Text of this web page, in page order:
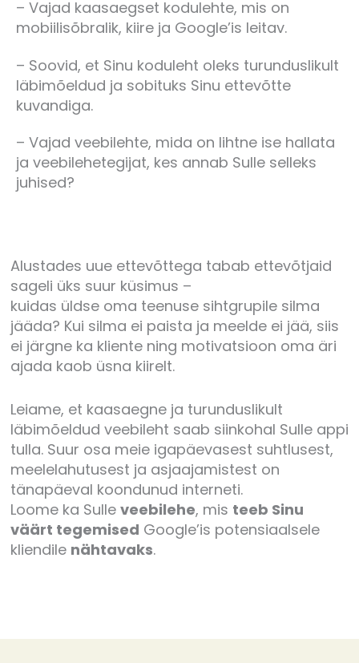
– Vajad kaasaegset kodulehte, mis on
mobiilisõbralik, kiire ja Google’is leitav.
– Soovid, et Sinu koduleht oleks turunduslikult
läbimõeldud ja sobituks Sinu ettevõtte
kuvandiga.
– Vajad veebilehte, mida on lihtne ise hallata
ja veebilehetegijat, kes annab Sulle selleks
juhised?
Alustades uue ettevõttega tabab ettevõtjaid
sageli üks suur küsimus –
kuidas üldse oma teenuse sihtgrupile silma
jääda? Kui silma ei paista ja meelde ei jää, siis
ei järgne ka kliente ning motivatsioon oma äri
ajada kaob üsna kiirelt.
Leiame, et kaasaegne ja turunduslikult
läbimõeldud veebileht saab siinkohal Sulle appi
tulla. Suur osa meie igapäevasest suhtlusest,
meelelahutusest ja asjaajamistest on
tänapäeval koondunud interneti.
Loome ka Sulle veebilehe, mis teeb Sinu
väärt tegemised Google’is potensiaalsele
kliendile nähtavaks.